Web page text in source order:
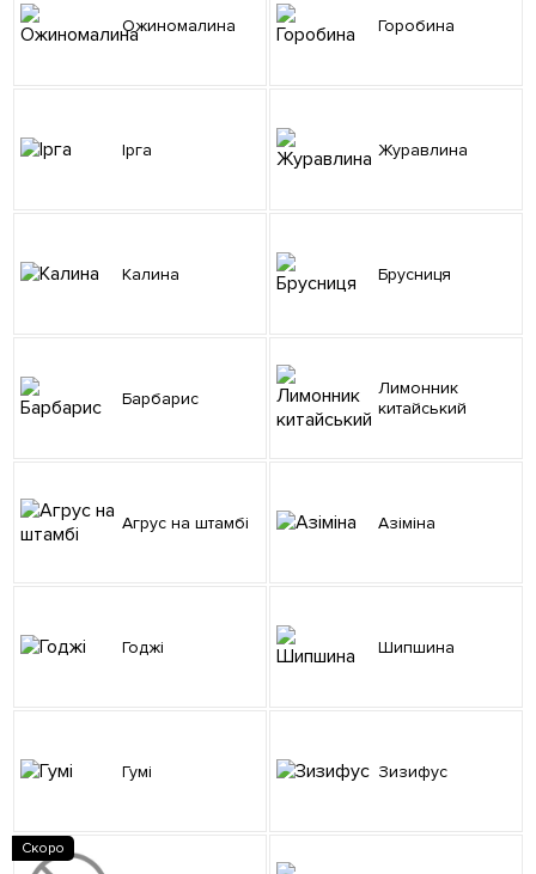
Ожиномалина Горобина
Ірга Журавлина
Калина Брусниця
Барбарис
Лимонник
китайський
Агрус на штамбі Азіміна
Годжі Шипшина
Гумі Зизифус
Скоро